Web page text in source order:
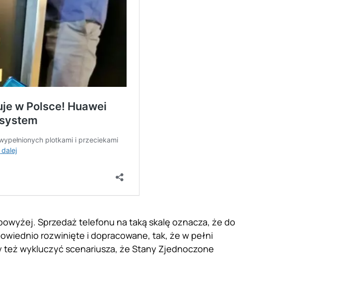
Sprzedaż telefonu na taką skalę oznacza, że do
rozwinięte i dopracowane, tak, że w pełni
też wykluczyć scenariusza, że Stany Zjednoczone